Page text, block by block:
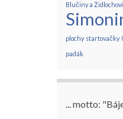
Blučiny a
plochy startovačky
padák
... motto: